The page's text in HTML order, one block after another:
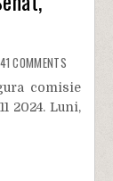
COMMENTS
comisie
2024. Luni,